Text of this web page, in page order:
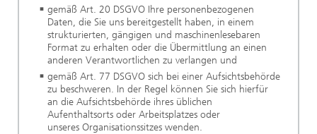
gemäß Art. 20 DSGVO Ihre personenbezogenen
Daten, die Sie uns bereitgestellt haben, in einem
strukturierten, gängigen und maschinenlesebaren
Format zu erhalten oder die Übermittlung an einen
anderen Verantwortlichen zu verlangen und
gemäß Art. 77 DSGVO sich bei einer Aufsichtsbehörde
zu beschweren. In der Regel können Sie sich hierfür
an die Aufsichtsbehörde ihres üblichen
Aufenthaltsorts oder Arbeitsplatzes oder
unseres Organisationssitzes wenden.